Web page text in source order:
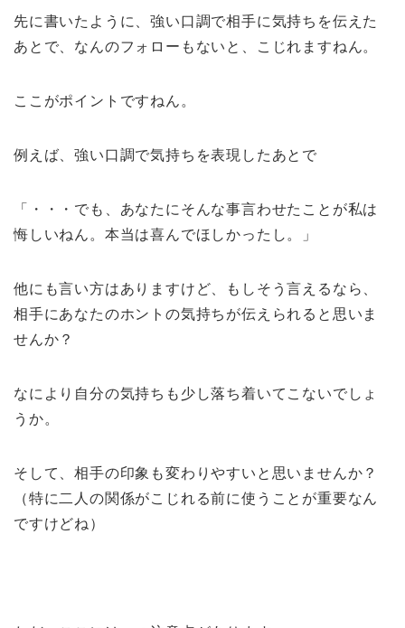
先に書いたように、強い口調で相手に気持ちを伝えた
あとで、なんのフォローもないと、こじれますねん。
ここがポイントですねん。
例えば、強い口調で気持ちを表現したあとで
「・・・でも、あなたにそんな事言わせたことが私は
悔しいねん。本当は喜んでほしかったし。」
他にも言い方はありますけど、もしそう言えるなら、
相手にあなたのホントの気持ちが伝えられると思いま
せんか？
なにより自分の気持ちも少し落ち着いてこないでしょ
うか。
そして、相手の印象も変わりやすいと思いませんか？
（特に二人の関係がこじれる前に使うことが重要なん
ですけどね）